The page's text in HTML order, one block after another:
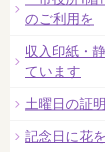
のご利用を
収入印紙・
ています
土曜日の証
記念日に花